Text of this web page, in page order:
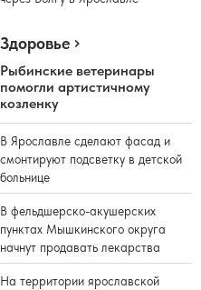
Здоровье
Рыбинские ветеринары
помогли артистичному
козленку
В Ярославле сделают фасад и
смонтируют подсветку в детской
больнице
В фельдшерско-акушерских
пунктах Мышкинского округа
начнут продавать лекарства
На территории ярославской